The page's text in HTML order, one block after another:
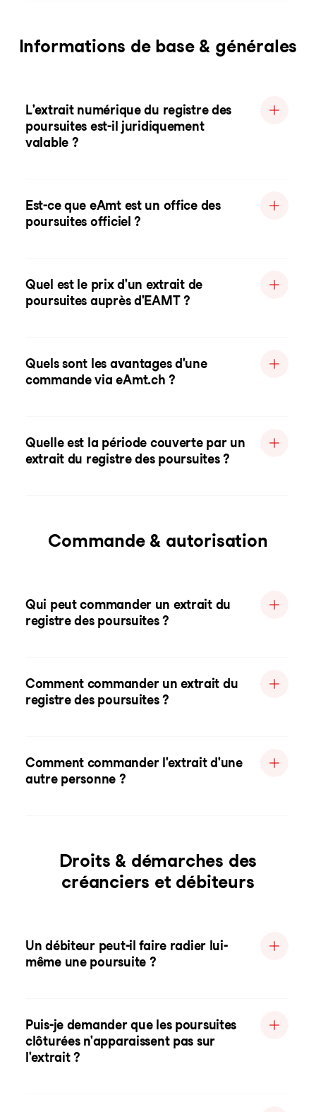
Informations de base & générales
L'extrait numérique du registre des
poursuites est-il juridiquement
valable ?
Est-ce que eAmt est un office des
poursuites officiel ?
Quel est le prix d'un extrait de
poursuites auprès d'EAMT ?
Quels sont les avantages d'une
commande via eAmt.ch ?
Quelle est la période couverte par un
extrait du registre des poursuites ?
Commande & autorisation
Qui peut commander un extrait du
registre des poursuites ?
Comment commander un extrait du
registre des poursuites ?
Comment commander l'extrait d'une
autre personne ?
Droits & démarches des
créanciers et débiteurs
Un débiteur peut-il faire radier lui-
même une poursuite ?
Puis-je demander que les poursuites
clôturées n'apparaissent pas sur
l'extrait ?